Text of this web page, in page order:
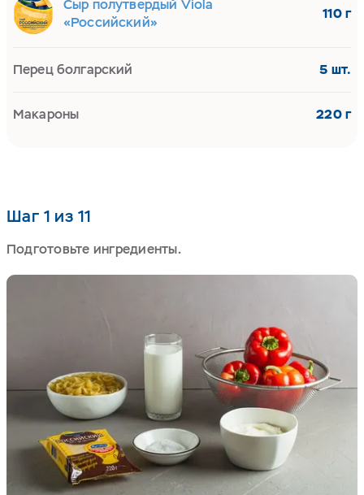
Шаг 1 из 11
Подготовьте ингредиенты.
Сыр полутвердый Viola
«Российский»
110 г
Перец болгарский 5 шт.
Макароны 220 г